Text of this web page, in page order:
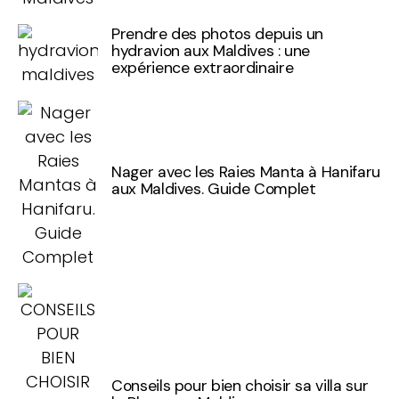
Prendre des photos depuis un
hydravion aux Maldives : une
expérience extraordinaire
Nager avec les Raies Manta à Hanifaru
aux Maldives. Guide Complet
Conseils pour bien choisir sa villa sur